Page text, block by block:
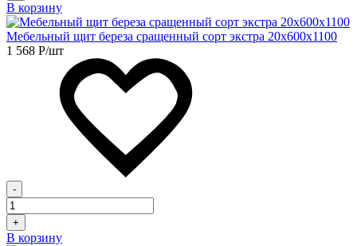
В корзину
Мебельный щит береза сращенный сорт экстра 20х600х1100
1 568 Р/шт
-
+
В корзину